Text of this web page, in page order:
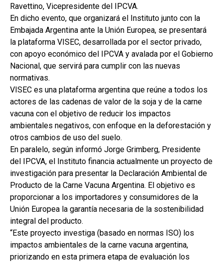
Ravettino, Vicepresidente del IPCVA.
En dicho evento, que organizará el Instituto junto con la
Embajada Argentina ante la Unión Europea, se presentará
la plataforma VISEC, desarrollada por el sector privado,
con apoyo económico del IPCVA y avalada por el Gobierno
Nacional, que servirá para cumplir con las nuevas
normativas.
VISEC es una plataforma argentina que reúne a todos los
actores de las cadenas de valor de la soja y de la carne
vacuna con el objetivo de reducir los impactos
ambientales negativos, con enfoque en la deforestación y
otros cambios de uso del suelo.
En paralelo, según informó Jorge Grimberg, Presidente
del IPCVA, el Instituto financia actualmente un proyecto de
investigación para presentar la Declaración Ambiental de
Producto de la Carne Vacuna Argentina. El objetivo es
proporcionar a los importadores y consumidores de la
Unión Europea la garantía necesaria de la sostenibilidad
integral del producto.
“Este proyecto investiga (basado en normas ISO) los
impactos ambientales de la carne vacuna argentina,
priorizando en esta primera etapa de evaluación los